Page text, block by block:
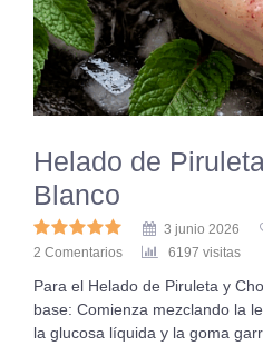
Helado de
Blanco
3 junio 2026
2 Comentarios
6197 visitas
Para el Helado de Piruleta y
base: Comienza mezclando la
la glucosa líquida y la goma